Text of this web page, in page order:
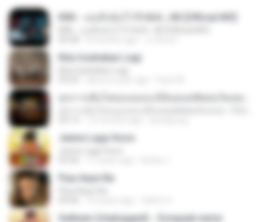
KRK - เธอทิ้งฉันไว้ Ft.N/A , HK [Official MV]
Kita Usahakan Lagi
Jeene Laga Hoon
Piya Aaye Na
Galliyan (Unplugged) - Songspk.name